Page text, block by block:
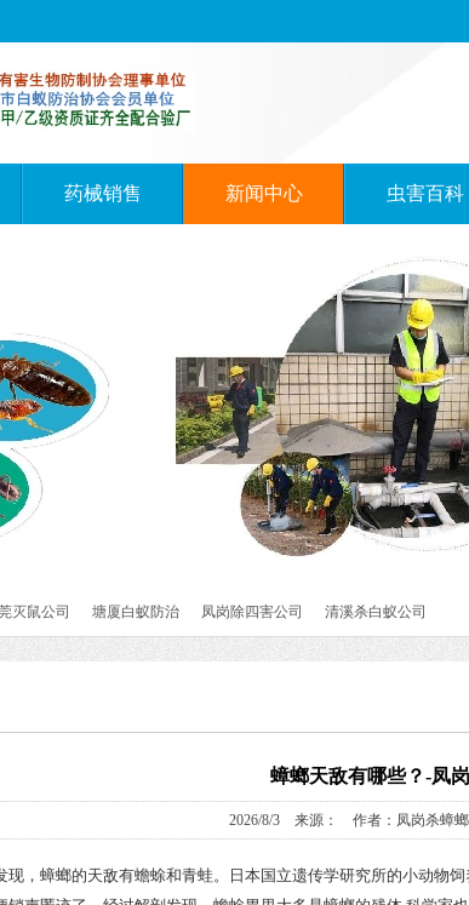
药械销售 新闻中心 虫害百科
灭鼠公司 塘厦白蚁防治 凤岗除四害公司 清溪杀白蚁公司
蟑螂天敌有哪些？-凤
2026/8/3 来源： 作者：凤岗杀蟑螂
现，蟑螂的天敌有蟾蜍和青蛙。日本国立遗传学研究所的小动物